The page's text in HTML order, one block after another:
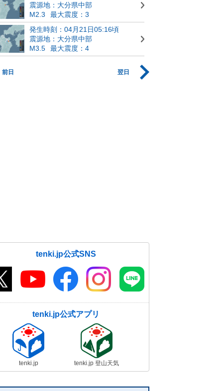
震源地：大分県中部
M2.3
最大震度：3
発生時刻：04月21日05:16頃
震源地：大分県中部
M3.5
最大震度：4
前日 翌日
tenki.jp公式SNS
tenki.jp公式アプリ
tenki.jp tenki.jp 登山天気